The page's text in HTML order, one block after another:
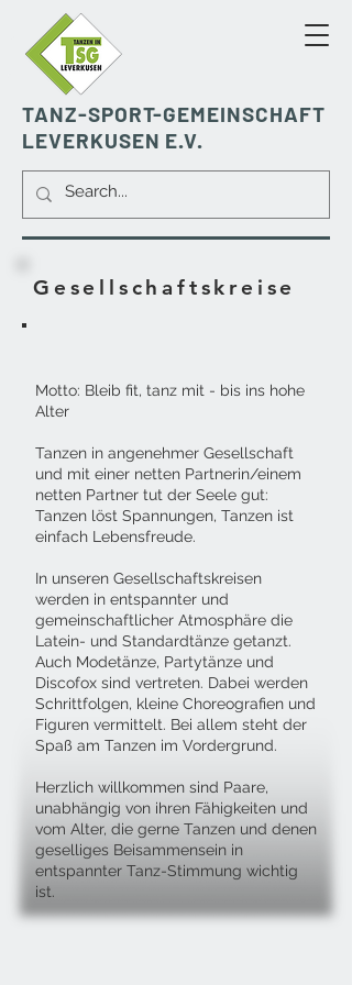
TANZ-SPORT-GEMEINSCHAFT
LEVERKUSEN E.V.
Gesellschaftskreise
Motto: Bleib fit, tanz mit - bis ins hohe
Alter
Tanzen in angenehmer Gesellschaft
und mit einer netten Partnerin/einem
netten Partner tut der Seele gut:
Tanzen löst Spannungen, Tanzen ist
einfach Lebensfreude.
In unseren Gesellschaftskreisen
werden in entspannter und
gemeinschaftlicher Atmosphäre die
Latein- und Standardtänze getanzt.
Auch Modetänze, Partytänze und
Discofox sind vertreten. Dabei werden
Schrittfolgen, kleine Choreografien und
Figuren vermittelt. Bei allem steht der
Spaß am Tanzen im Vordergrund.
Herzlich willkommen sind Paare,
unabhängig von ihren Fähigkeiten und
vom Alter, die gerne Tanzen und denen
geselliges Beisammensein in
entspannter Tanz-Stimmung wichtig
ist.